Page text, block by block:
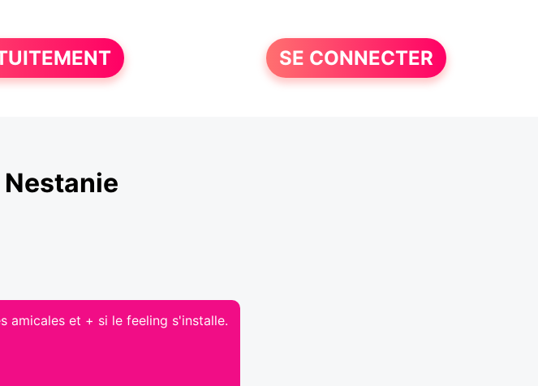
SE CONNECTER
amicales et + si le feeling s'installe.